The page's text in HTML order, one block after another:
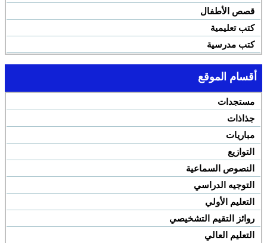
قصص الأطفال
كتب تعليمية
كتب مدرسية
أقسام الموقع
مستجدات
جذاذات
مباريات
التوازيع
النصوص السماعية
التوجيه الدراسي
التعليم الأولي
روائز التقيم التشخيصي
التعليم العالي